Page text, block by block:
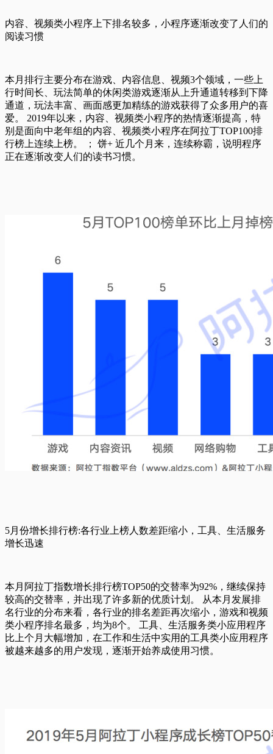
内容、视频类小程序上下排名较多，小程序逐渐改变了人们的
阅读习惯
本月排行主要分布在游戏、内容信息、视频3个领域，一些上
行时间长、玩法简单的休闲类游戏逐渐从上升通道转移到下降
通道，玩法丰富、画面感更加精练的游戏获得了众多用户的喜
爱。 2019年以来，内容、视频类小程序的热情逐渐提高，特
别是面向中老年组的内容、视频类小程序在阿拉丁TOP100排
行榜上连续上榜。 ； 饼+ 近几个月来，连续称霸，说明程序
正在逐渐改变人们的读书习惯。
5月份增长排行榜:各行业上榜人数差距缩小，工具、生活服务
增长迅速
本月阿拉丁指数增长排行榜TOP50的交替率为92%，继续保持
较高的交替率，并出现了许多新的优质计划。 从本月发展排
名行业的分布来看，各行业的排名差距再次缩小，游戏和视频
类小程序排名最多，均为8个。 工具、生活服务类小应用程序
比上个月大幅增加，在工作和生活中实用的工具类小应用程序
被越来越多的用户发现，逐渐开始养成使用习惯。